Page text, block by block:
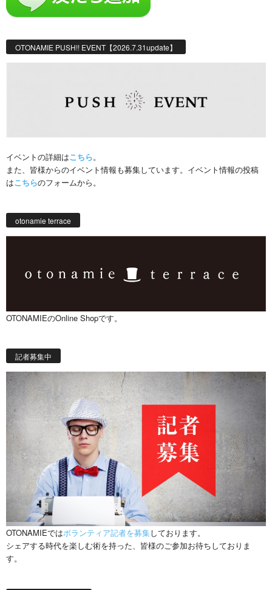
OTONAMIE PUSH!! EVENT【2026.7.31update】
イベントの詳細はこちら。
また、皆様からのイベント情報も募集しています。イベント情報の投稿
はこちらのフォームから。
otonamie terrace
OTONAMIEのOnline Shopです。
記者募集中
OTONAMIEではボランティア記者を募集しております。
シェアする時代を楽しむ術を持った、皆様のご参加お待ちしておりま
す。